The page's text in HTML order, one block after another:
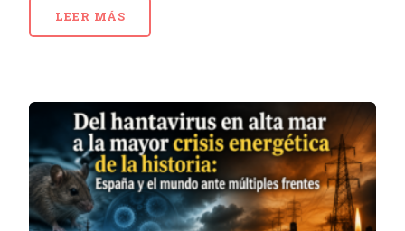
LEER MÁS